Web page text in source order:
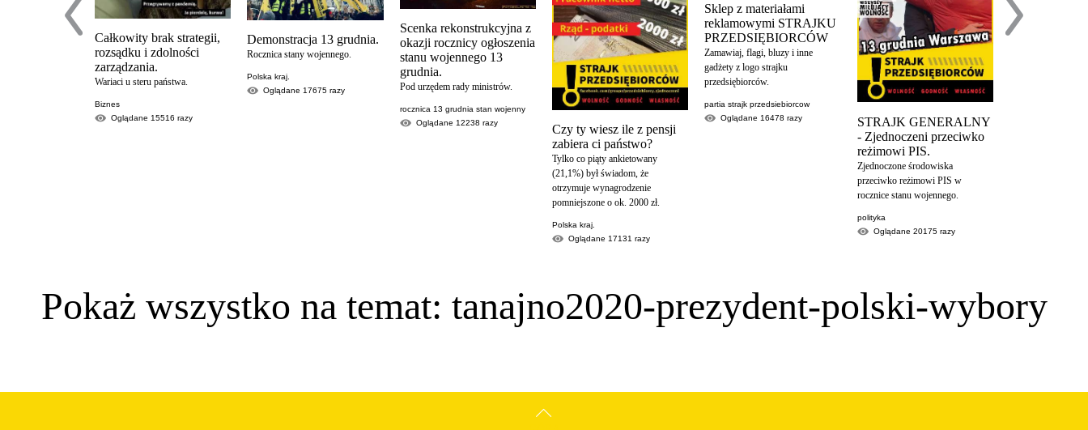
Całkowity brak strategii,
rozsądku i zdolności
zarządzania.
Wariaci u steru państwa.
Biznes
Oglądane 15516 razy
Demonstracja 13 grudnia.
Rocznica stany wojennego.
Polska kraj.
Oglądane 17675razy
Scenka rekonstrukcyjna z
okazji rocznicy ogłoszenia
stanu wojennego 13
grudnia.
Pod urzędem rady ministrów.
rocznica 13 grudnia stan wojenny
Oglądane 12238 razy
Czy ty wiesz ile z pensji
zabiera ci państwo?
Tylko co piąty ankietowany
(21,1%) był świadom, że
otrzymuje wynagrodzenie
pomniejszone o ok. 2000 zł.
Polska kraj.
Oglądane 17131 razy
Sklep z materiałami
reklamowymi STRAJKU
PRZEDSIĘBIORCÓW
Zamawiaj, flagi, bluzy i inne
gadżety z logo strajku
przedsiębiorców.
partia strajk przedsiebiorcow
Oglądane 16478razy
STRAJK GENERALNY
- Zjednoczeni przeciwko
reżimowi PIS.
Zjednoczone środowiska
przeciwko reżimowi PIS w
rocznice stanu wojennego.
polityka
Oglądane 20175 razy
Pokaż wszystko na temat: tanajno2020-prezydent-polski-wybory